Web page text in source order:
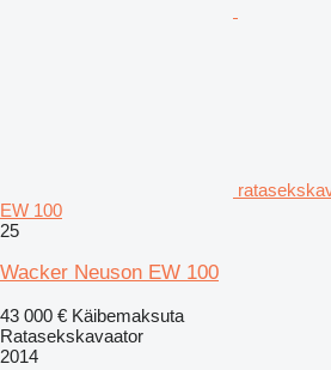
EW 100
25
Wacker Neuson EW 100
43 000 € Käibemaksuta
Ratasekskavaator
2014